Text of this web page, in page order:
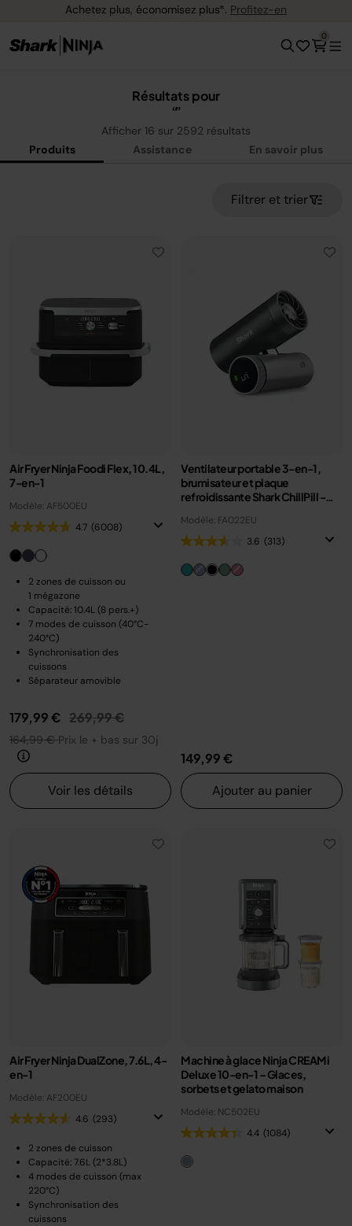
Livraison gratuite dès 40 €
0
Résultats pour
Afficher 16 sur 2592 résultats
Produits
Assistance En savoir plus
Filtrer et trier
Air Fryer Ninja Foodi Flex, 10.4L,
7-en-1
Modèle: AF500EU
4.7 (6008)
2 zones de cuisson ou
1 mégazone
Capacité: 10.4L (8 pers.+)
7 modes de cuisson (40°C-
240°C)
Synchronisation des
cuissons
Séparateur amovible
179,99 € Prix réduit de
269,99 €au
164,99 €Prix le + bas sur 30j
Voir les détails
Ventilateur portable 3-en-1,
brumisateur et plaque
refroidissante Shark ChillPill -
Modèle: FA022EU
3.6 (313)
149,99 €
Ajouter au panier
Air Fryer Ninja DualZone, 7.6L, 4-
en-1
Modèle: AF200EU
4.6 (293)
2 zones de cuisson
Capacité: 7.6L (2*3.8L)
4 modes de cuisson (max
220°C)
Synchronisation des
cuissons
Machine à glace Ninja CREAMi
Deluxe 10-en-1 – Glaces,
sorbets et gelato maison
Modèle: NC502EU
4.4 (1084)